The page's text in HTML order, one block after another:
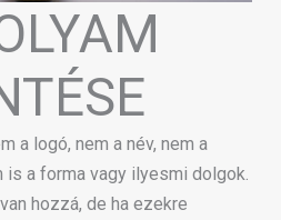
a logó, nem a név, nem a
a forma vagy ilyesmi dolgok.
hozzá, de ha ezekre